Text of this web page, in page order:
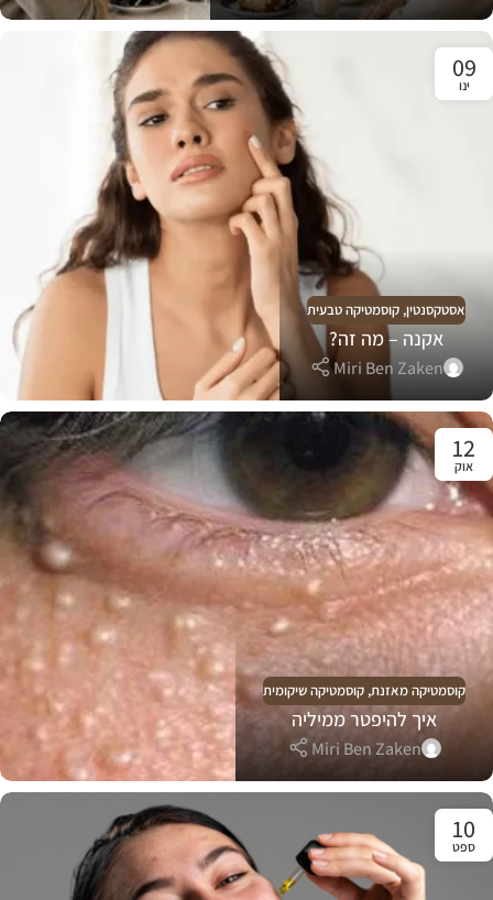
09
ינו
אסטקסנטין, קוסמטיקה טבעית
אקנה – מה זה?
Miri Ben Zaken
12
אוק
קוסמטיקה מאזנת, קוסמטיקה שיקומית
איך להיפטר ממיליה
Miri Ben Zaken
10
ספט